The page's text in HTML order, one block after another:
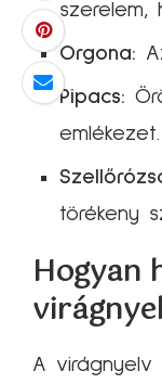
szerelem,
Orgona:
Pipacs:
emlékezet.
törékeny
Hogyan
A virágnyelv